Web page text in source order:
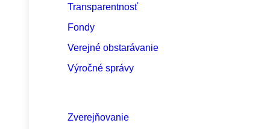
Transparentnosť
Fondy
Verejné obstarávanie
Výročné správy
Zverejňovanie